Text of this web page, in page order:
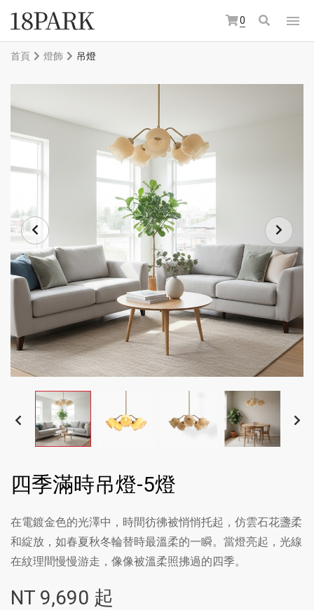
0
首頁 燈飾 吊燈
四季滿時吊燈-5燈
在電鍍金色的光澤中，時間彷彿被悄悄托起，仿雲石花盞柔
和綻放，如春夏秋冬輪替時最溫柔的一瞬。當燈亮起，光線
在紋理間慢慢游走，像像被溫柔照拂過的四季。
NT 9,690 起